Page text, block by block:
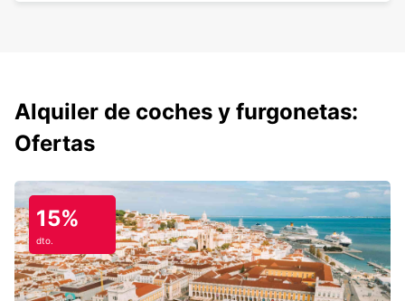
Alquiler de coches y furgonetas:
Ofertas
15%
dto.